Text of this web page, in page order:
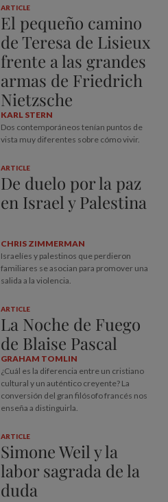
ARTICLE
El pequeño camino
de Teresa de Lisieux
frente a las grandes
armas de Friedrich
Nietzsche
KARL STERN
Dos contemporáneos tenían puntos de
vista muy diferentes sobre cómo vivir.
ARTICLE
De duelo por la paz
en Israel y Palestina
CHRIS ZIMMERMAN
Israelíes y palestinos que perdieron
familiares se asocian para promover una
salida a la violencia.
ARTICLE
La Noche de Fuego
de Blaise Pascal
GRAHAM TOMLIN
¿Cuál es la diferencia entre un cristiano
cultural y un auténtico creyente? La
conversión del gran filósofo francés nos
enseña a distinguirla.
ARTICLE
Simone Weil y la
labor sagrada de la
duda